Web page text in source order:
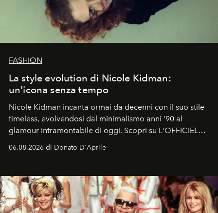
FASHION
La style evolution di Nicole Kidman:
un'icona senza tempo
Nicole Kidman incanta ormai da decenni con il suo stile
timeless, evolvendosi dal minimalismo anni '90 al
glamour intramontabile di oggi. Scopri su L'OFFICIEL
Italia la sua style evolution.
06.08.2026 di Donato D'Aprile